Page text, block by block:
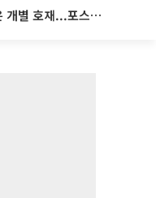
[증시키워드] 반도체 충격 뚫은 개별 호재...포스코퓨처엠·에코프로·한화솔루션 '눈길'